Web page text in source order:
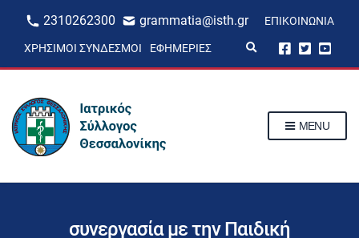
2310262300 grammatia@isth.gr ΕΠΙΚΟΙΝΩΝΊΑ
ΧΡΉΣΙΜΟΙ ΣΎΝΔΕΣΜΟΙ ΕΦΗΜΕΡΊΕΣ
p
m
MENU
συνεργασία με την Παιδική